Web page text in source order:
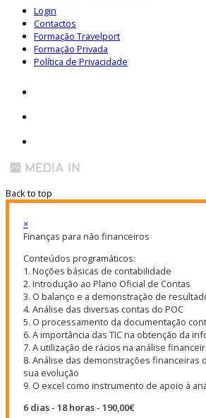
Login
Contactos
Formação Travelport
Formação Privada
Política de Privacidade
Back to top
×
Finanças para não financeiros
Conteúdos programáticos:
1. Noções básicas de contabilidade
2. Introdução ao Plano Oficial de Contas
3. O balanço e a demonstração de
4. Análise das diversas contas do POC
5. O processamento da documentação
6. A importância das TIC na obtenção da
7. A utilização de rácios na análise
8. Análise das demonstrações financeiras
sua evolução
9. O excel como instrumento de apoio à
6 dias - 18 horas - 190,00€